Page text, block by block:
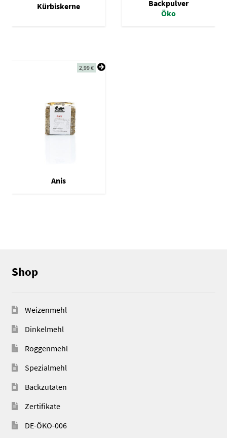
Kürbiskerne
Backpulver
Öko
2,99€
Anis
Shop
Weizenmehl
Dinkelmehl
Roggenmehl
Spezialmehl
Backzutaten
Zertifikate
DE-ÖKO-006